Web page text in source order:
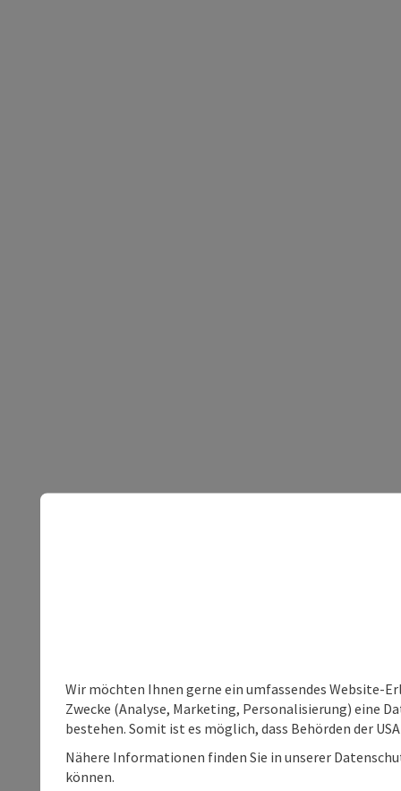
Wir möchten Ihnen gerne ein umfassendes Website-
Zwecke (Analyse, Marketing, Personalisierung) eine
bestehen. Somit ist es möglich, dass Behörden der
Nähere Informationen finden Sie in unserer
können.